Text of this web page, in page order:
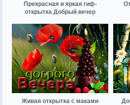
Прекрасная и яркая гиф-
открытка Добрый вечер
Живая открытка с маками